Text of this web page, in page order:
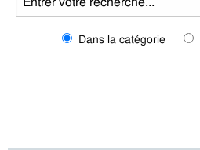
Dans la catégorie